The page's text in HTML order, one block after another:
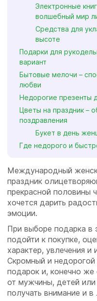
Электронные
волшебный мир
Средства для
высоте
Подарки для
вариант
Бытовые мелочи –
любви
Недорогие презенты
Цветы на праздник –
поздравления
Букет в день
Где недорого и
Международный
праздник
прекрасной половины
хочется дарить
эмоции.
При выборе подарка в
подойти к покупке,
характер, увлечения
Скромный и
подарок и, конечно же
от мужчины, детей или
получать внимание и